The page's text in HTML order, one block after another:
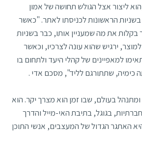
ליצור אצל הגולש תחושה של אמון
הראשונות לכניסתו לאתר. "כאשר
בקלות את מה שמעניין אותו, כבר בשניות
ירגיש שהוא עונה לצרכיו, וכאשר
למאפיינים של קהלי היעד ולתחום בו
כימיה, שתתורגם לליד", מסכם אדי .
בעולם, שבו זמן הוא מצרך יקר. הוא
בגוגל, בתיבת האי-מייל והדרך
האתגר הגדול של המעצבים, אנשי התוכן